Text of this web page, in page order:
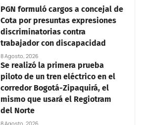
PGN formuló cargos a concejal de
Cota por presuntas expresiones
discriminatorias contra
trabajador con discapacidad
8 Agosto, 2026
Se realizó la primera prueba
piloto de un tren eléctrico en el
corredor Bogotá-Zipaquirá, el
mismo que usará el Regiotram
del Norte
8 Agosto, 2026